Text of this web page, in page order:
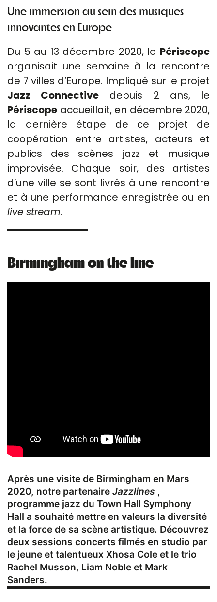
Une immersion au sein des musiques
innovantes en Europe.
Du 5 au 13 décembre 2020, le Périscope
organisait une semaine à la rencontre
de 7 villes d’Europe. Impliqué sur le projet
Jazz Connective depuis 2 ans, le
Périscope accueillait, en décembre 2020,
la dernière étape de ce projet de
coopération entre artistes, acteurs et
publics des scènes jazz et musique
improvisée. Chaque soir, des artistes
d’une ville se sont livrés à une rencontre
et à une performance enregistrée ou en
live stream.
Birmingham on the line
Après une visite de Birmingham en Mars
2020, notre partenaire Jazzlines ,
programme jazz du Town Hall Symphony
Hall a souhaité mettre en valeurs la diversité
et la force de sa scène artistique. Découvrez
deux sessions concerts filmés en studio par
le jeune et talentueux Xhosa Cole et le trio
Rachel Musson, Liam Noble et Mark
Sanders.